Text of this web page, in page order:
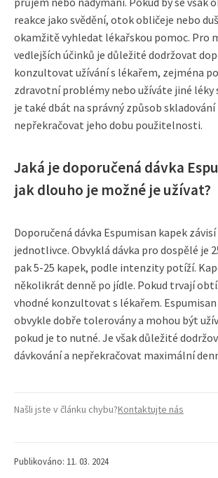
reakce jako svědění, otok obličeje nebo
okamžitě vyhledat lékařskou pomoc. Pro
vedlejších účinků je důležité dodržovat
konzultovat užívání s lékařem, zejména
zdravotní problémy nebo užíváte jiné léky
je také dbát na správný způsob skladování
nepřekračovat jeho dobu použitelnosti.
Jaká je doporučená dávka
jak dlouho je možné je užívat?
Doporučená dávka Espumisan kapek
jednotlivce. Obvyklá dávka pro dospělé je
pak 5-25 kapek, podle intenzity potíží.
několikrát denně po jídle. Pokud trvají
vhodné konzultovat s lékařem. Espumisan
obvykle dobře tolerovány a mohou být
pokud je to nutné. Je však důležité
dávkování a nepřekračovat maximální
Našli jste v článku chybu?Kontaktujte nás
Publikováno: 11. 03. 2024